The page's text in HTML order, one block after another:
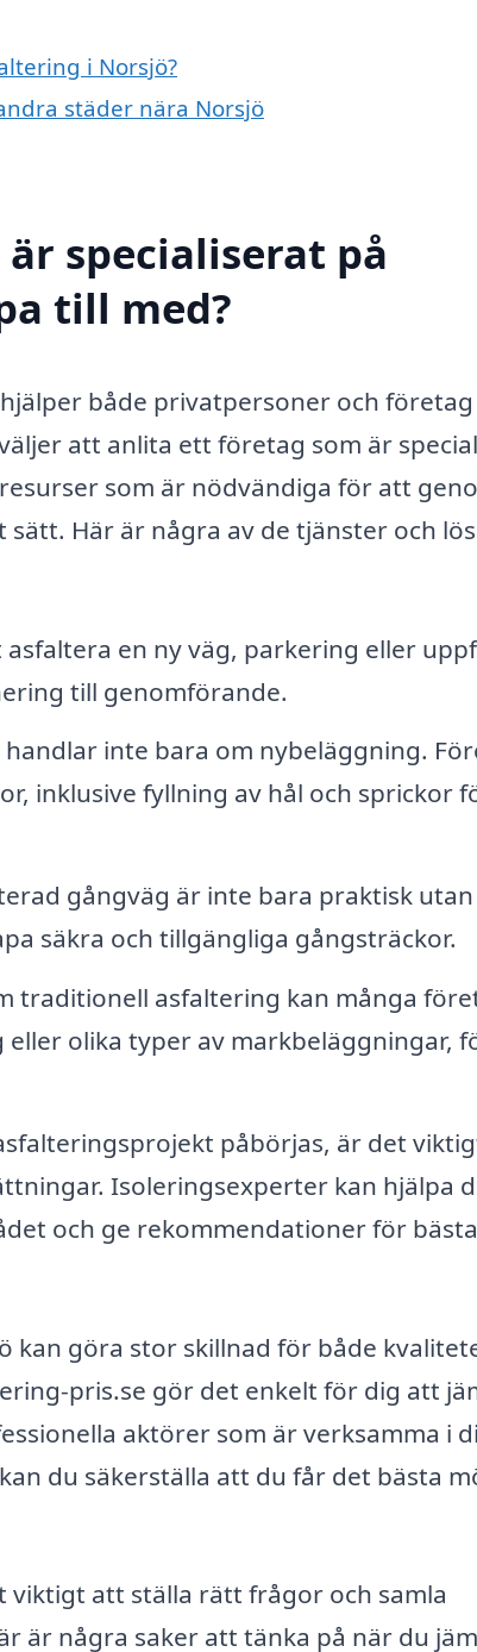
i Norsjö?
städer nära Norsjö
specialiserat på
till med?
både privatpersoner och
att anlita ett företag som är
som är nödvändiga för att
Här är några av de tjänster och
en ny väg, parkering eller
till genomförande.
inte bara om nybeläggning.
inklusive fyllning av hål och sprickor
gångväg är inte bara praktisk utan
säkra och tillgängliga gångsträckor.
traditionell asfaltering kan många
olika typer av markbeläggningar,
påbörjas, är det
Isoleringsexperter kan hjälpa
och ge rekommendationer för bästa
göra stor skillnad för både
pris.se gör det enkelt för dig att
aktörer som är verksamma i
du säkerställa att du får det bästa
viktigt att ställa rätt frågor och samla
är några saker att tänka på när du